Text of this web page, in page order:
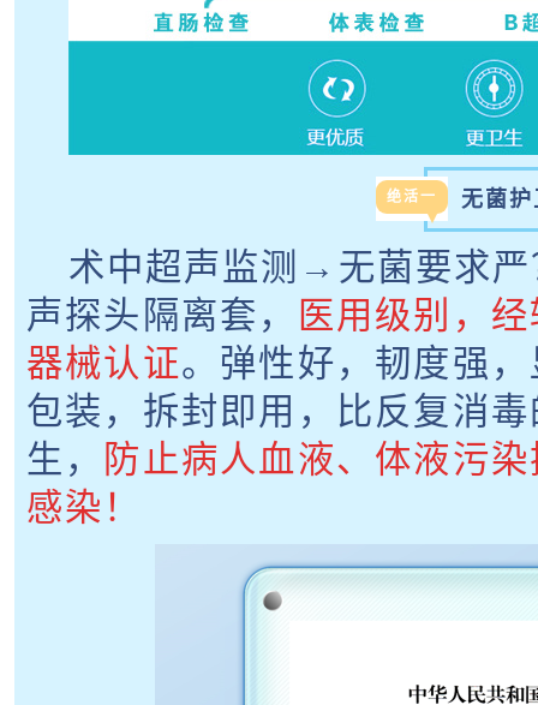
绝活一 无菌
术中超声监测→无菌要求严
声探头隔离套，
医用级别，
器械认证。弹性好，韧度强
包装，拆封即用，比反复消
生，
防止病人血液、体液污
感染！